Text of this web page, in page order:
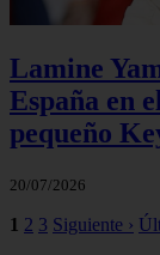
Lamine
España en
pequeño
20/07/2026
1 2 3 Siguiente ›